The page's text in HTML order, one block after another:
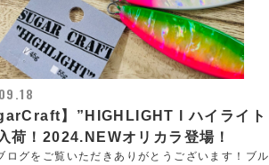
】”HIGHLIGHT l ハイライト
荷！2024.NEWオリカラ登場！
ログをご覧いただきありがとうございます！ブル